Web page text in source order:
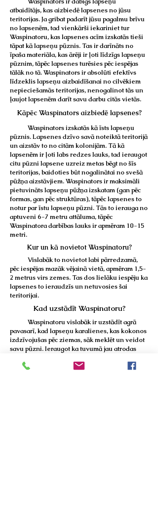
atbaidītājs, kas aizbiedē lapsenes no jūsu
teritorijas. Ja gribat padarīt jūsu pagalmu brīvu
no lapsenēm, tad vienkārši iekariniet tur
Waspinatoru, kas lapsenes acīm izskatās tieši
tāpat kā lapseņu pūznis. Tas ir darīnāts no
īpaša materiāla, kas ārēji ir ļoti līdzīgs lapseņu
pūznim, tāpēc lapsenes turēsies pēc iespējas
tālāk no tā. Waspinators ir absolūti efektīvs
līdzeklis lapseņu aizbaidīšanai no cilvēkiem
nepieciešamās teritorijas, nenogalinot tās un
ļaujot lapsenēm darīt savu darbu citās vietās.
Kāpēc Waspinators aizbiedē lapsenes?
Waspinators izskatās kā īsts lapseņu
pūznis. Lapsenes dzīvo savā noteiktā teritorijā
un aizstāv to no citām kolonijām. Tā kā
lapsenēm ir ļoti labs redzes lauks, tad ieraugot
citu pūzni lapsene uzreiz metas bēgt no šīs
teritorijas, baidoties būt nogalinātai no svešā
pūžņa aizstāvjiem. Waspinators ir maksimāli
pietuvināts lapseņu pūžņa izskatam (gan pēc
formas, gan pēc struktūras), tāpēc lapsenes to
notur par īstu lapseņu pūzni. Tās to ierauga no
aptuveni 6-7 metru attāluma, tāpēc
Waspinatora darbības lauks ir apmēram 10-15
metri.
Kur un kā novietot Waspinatoru?
Vislabāk to novietot labi pārredzamā,
pēc iespējas mazāk vējainā vietā, apmēram 1,5-
2 metrus virs zemes. Tas dos lielāku iespēju ka
lapsenes to ieraudzīs un netuvosies šai
teritorijai.
Kad uzstādīt Waspinatoru?
Waspinatoru vislabāk ir uzstādīt agrā
pavasarī, kad lapseņu karalienes, kas kokonos
izdzīvojušas pēc ziemas, sāk meklēt un veidot
savu pūzni. Ieraugot ka tuvumā jau atrodas
drošāku vietu. Ja vēlaties pēc iespējas lielāku